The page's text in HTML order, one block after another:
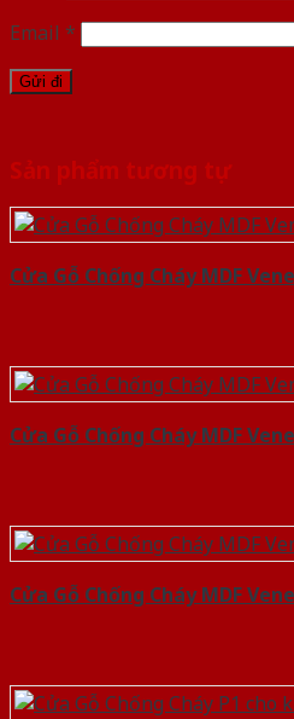
Email *
Sản phẩm tương tự
Cửa Gỗ Chống Cháy MDF
Cửa Gỗ Chống Cháy MDF
Cửa Gỗ Chống Cháy MDF